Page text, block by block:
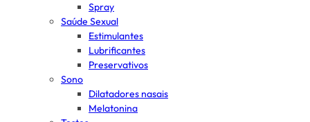
Spray
Saúde Sexual
Estimulantes
Lubrificantes
Preservativos
Sono
Dilatadores nasais
Melatonina